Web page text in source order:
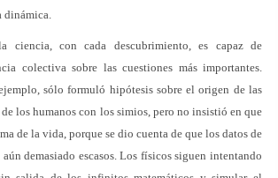
dinámica.
ciencia, con cada descubrimiento, es capaz de
colectiva sobre las cuestiones más importantes.
sólo formuló hipótesis sobre el origen de las
los humanos con los simios, pero no insistió en que
de la vida, porque se dio cuenta de que los datos de
demasiado escasos. Los físicos siguen intentando